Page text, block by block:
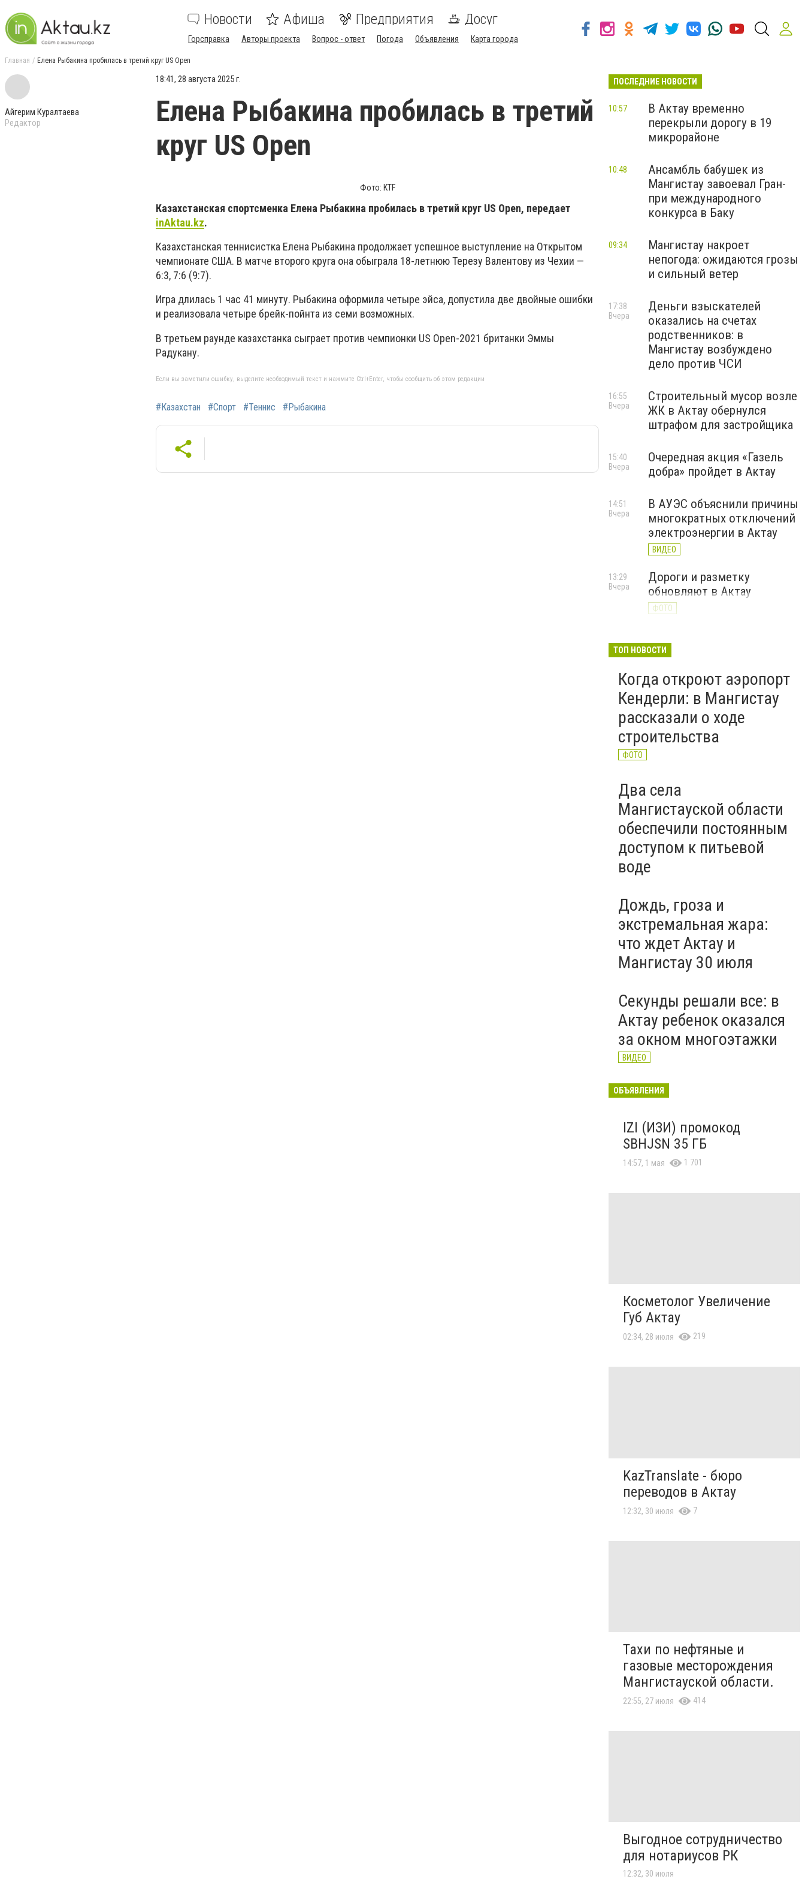
Новости Афиша Предприятия Досуг
Горсправка Авторы проекта Вопрос - ответ Погода Объявления Карта города
Главная Елена Рыбакина пробилась в третий круг US Open
Айгерим Куралтаева
Редактор
18:41, 28 августа 2025 г.
Елена Рыбакина пробилась в третий
круг US Open
Фото: KTF
Казахстанская спортсменка Елена Рыбакина пробилась в третий круг US Open, передает
inAktau.kz.
Казахстанская теннисистка Елена Рыбакина продолжает успешное выступление на Открытом
чемпионате США. В матче второго круга она обыграла 18-летнюю Терезу Валентову из Чехии —
6:3, 7:6 (9:7).
Игра длилась 1 час 41 минуту. Рыбакина оформила четыре эйса, допустила две двойные ошибки
и реализовала четыре брейк-пойнта из семи возможных.
В третьем раунде казахстанка сыграет против чемпионки US Open-2021 британки Эммы
Радукану.
Если вы заметили ошибку, выделите необходимый текст и нажмите Ctrl+Enter, чтобы сообщить об этом редакции
#Казахстан #Спорт #Теннис #Рыбакина
ПОСЛЕДНИЕ НОВОСТИ
В Актау временно
перекрыли дорогу в 19
микрорайоне
10:57
Ансамбль бабушек из
Мангистау завоевал Гран-
при международного
конкурса в Баку
10:48
Мангистау накроет
непогода: ожидаются грозы
и сильный ветер
09:34
Деньги взыскателей
оказались на счетах
родственников: в
Мангистау возбуждено
дело против ЧСИ
17:38
Вчера
Строительный мусор возле
ЖК в Актау обернулся
штрафом для застройщика
16:55
Вчера
Очередная акция «Газель
добра» пройдет в Актау
15:40
Вчера
В АУЭС объяснили причины
многократных отключений
электроэнергии в Актау
ВИДЕО
14:51
Вчера
Дороги и разметку
обновляют в Актау
ФОТО
13:29
Вчера
ТОП НОВОСТИ
Когда откроют аэропорт
Кендерли: в Мангистау
рассказали о ходе
строительства
ФОТО
Два села
Мангистауской области
обеспечили постоянным
доступом к питьевой
воде
Дождь, гроза и
экстремальная жара:
что ждет Актау и
Мангистау 30 июля
Секунды решали все: в
Актау ребенок оказался
за окном многоэтажки
ВИДЕО
ОБЪЯВЛЕНИЯ
IZI (ИЗИ) промокод
SBHJSN 35 ГБ
14:57, 1 мая 1 701
Косметолог Увеличение
Губ Актау
02:34, 28 июля 219
KazTranslate - бюро
переводов в Актау
12:32, 30 июля 7
Тахи по нефтяные и
газовые месторождения
Мангистауской области.
22:55, 27 июля 414
Выгодное сотрудничество
для нотариусов РК
12:32, 30 июля